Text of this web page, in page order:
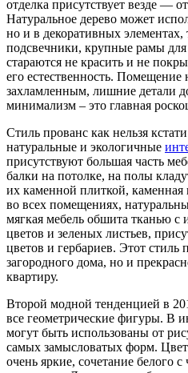
отделка присутствует везде —
Натуральное дерево может
но и в декоративных элементах,
подсвечники, крупные рамы для
стараются не красить и не
его естественность.
захламленным, лишние детали
минимализм – это главная
Стиль прованс как нельзя
натуральные и экологичные
присутствуют большая часть
балки на потолке, на полы
их каменной плиткой, каменная
во всех помещениях,
мягкая мебель обшита тканью с
цветов и зеленых листьев,
цветов и гербариев. Этот стиль
загородного дома, но и
квартиру.
Второй модной тенденцией в
все геометрические фигуры. В
могут быть использованы от
самых замысловатых форм.
очень яркие, сочетание